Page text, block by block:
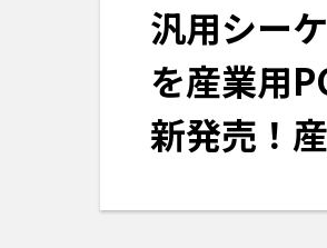
汎用シー
を産業用
新発売！